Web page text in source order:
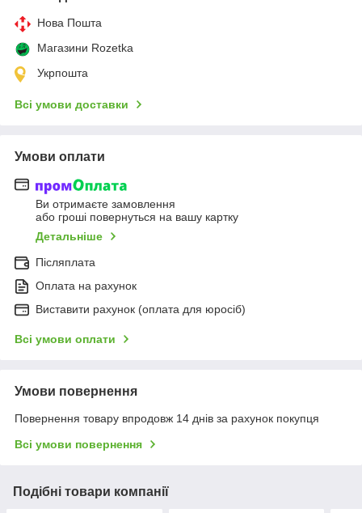
Нова Пошта
Магазини Rozetka
Укрпошта
Всі умови доставки
Умови оплати
Ви отримаєте замовлення
або гроші повернуться на вашу картку
Детальніше
Післяплата
Оплата на рахунок
Виставити рахунок (оплата для юросіб)
Всі умови оплати
Умови повернення
Повернення товару впродовж 14 днів за рахунок покупця
Всі умови повернення
Подібні товари компанії